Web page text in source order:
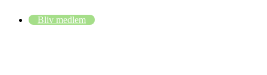
Bliv medlem